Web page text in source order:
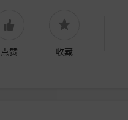
点赞 收藏